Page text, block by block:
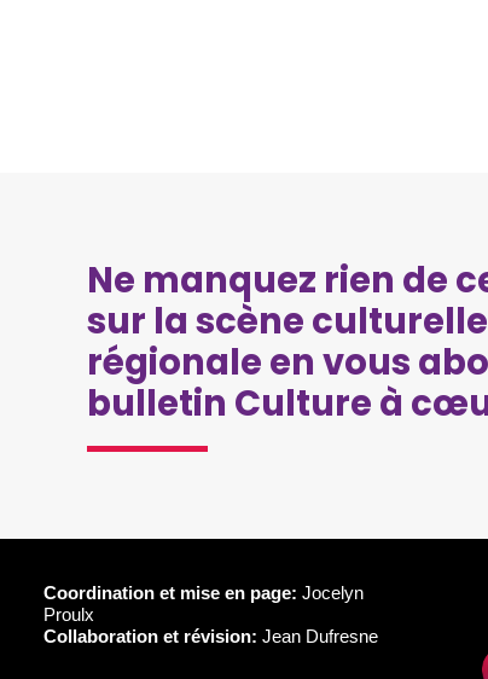
Ne manquez rien de
sur la scène
régionale en vous
bulletin Culture à
Coordination et mise en page: Jocelyn
Proulx
Collaboration et révision: Jean Dufresne